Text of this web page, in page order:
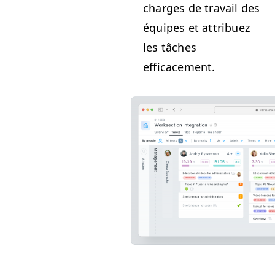
charges de tra­vail des
équipes et attribuez
les tâch­es
efficacement.